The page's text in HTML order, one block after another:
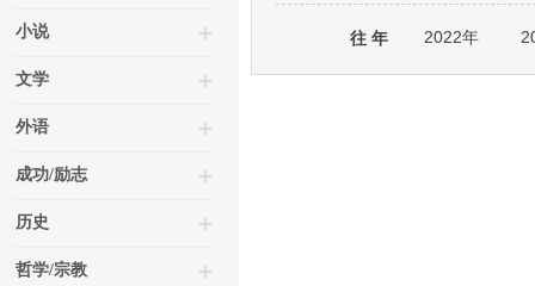
小说
文学
外语
成功/励志
历史
哲学/宗教
往 年 2022年